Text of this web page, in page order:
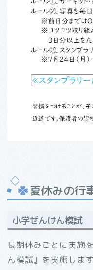
夏休みの行
小学ぜんけん模試
長期休みごとに実施
ん模試』を実施します